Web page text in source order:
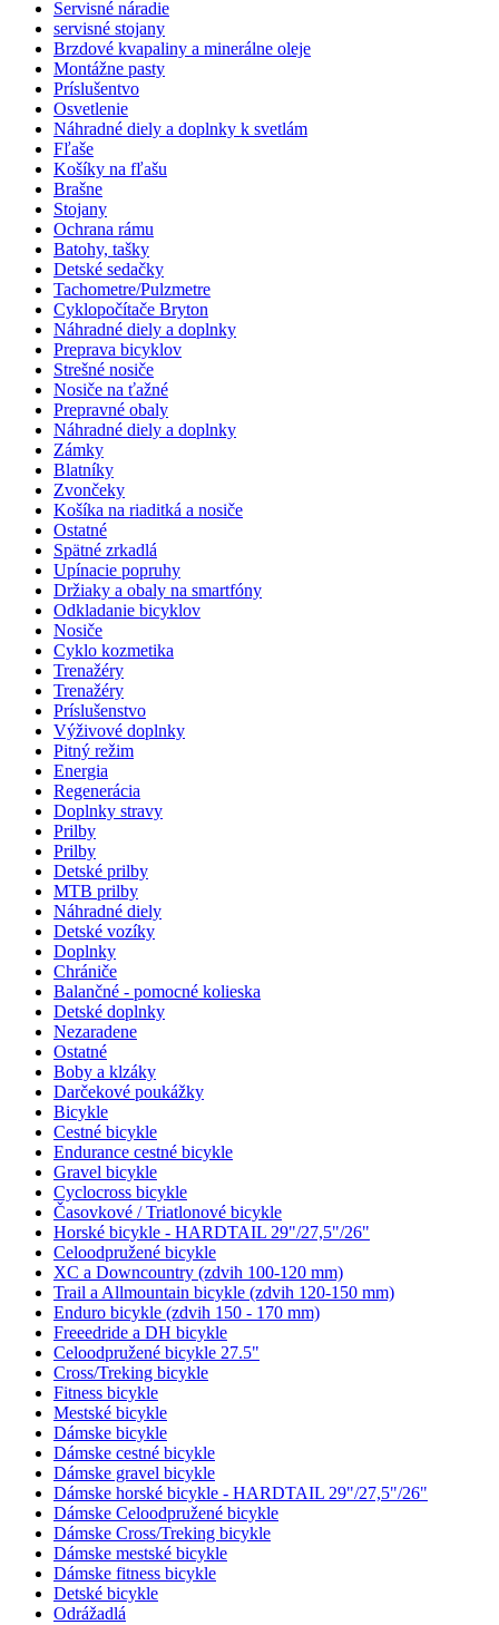
Servisné náradie
servisné stojany
Brzdové kvapaliny a minerálne oleje
Montážne pasty
Príslušentvo
Osvetlenie
Náhradné diely a doplnky k svetlám
Fľaše
Košíky na fľašu
Brašne
Stojany
Ochrana rámu
Batohy, tašky
Detské sedačky
Tachometre/Pulzmetre
Cyklopočítače Bryton
Náhradné diely a doplnky
Preprava bicyklov
Strešné nosiče
Nosiče na ťažné
Prepravné obaly
Náhradné diely a doplnky
Zámky
Blatníky
Zvončeky
Košíka na riaditká a nosiče
Ostatné
Spätné zrkadlá
Upínacie popruhy
Držiaky a obaly na smartfóny
Odkladanie bicyklov
Nosiče
Cyklo kozmetika
Trenažéry
Trenažéry
Príslušenstvo
Výživové doplnky
Pitný režim
Energia
Regenerácia
Doplnky stravy
Prilby
Prilby
Detské prilby
MTB prilby
Náhradné diely
Detské vozíky
Doplnky
Chrániče
Balančné - pomocné kolieska
Detské doplnky
Nezaradene
Ostatné
Boby a klzáky
Darčekové poukážky
Bicykle
Cestné bicykle
Endurance cestné bicykle
Gravel bicykle
Cyclocross bicykle
Časovkové / Triatlonové bicykle
Horské bicykle - HARDTAIL 29"/27,5"/26"
Celoodpružené bicykle
XC a Downcountry (zdvih 100-120 mm)
Trail a Allmountain bicykle (zdvih 120-150 mm)
Enduro bicykle (zdvih 150 - 170 mm)
Freeedride a DH bicykle
Celoodpružené bicykle 27.5"
Cross/Treking bicykle
Fitness bicykle
Mestské bicykle
Dámske bicykle
Dámske cestné bicykle
Dámske gravel bicykle
Dámske horské bicykle - HARDTAIL 29"/27,5"/26"
Dámske Celoodpružené bicykle
Dámske Cross/Treking bicykle
Dámske mestské bicykle
Dámske fitness bicykle
Detské bicykle
Odrážadlá